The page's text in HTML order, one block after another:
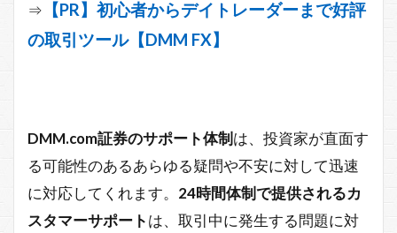
⇒ 【PR】初心者からデイトレーダーまで好評
の取引ツール【DMM FX】
DMM.com証券のサポート体制 は、投資家が直面す
る可能性のあるあらゆる疑問や不安に対して迅速
に対応してくれます。 24時間体制で提供されるカ
スタマーサポートは、取引中に発生する問題に対